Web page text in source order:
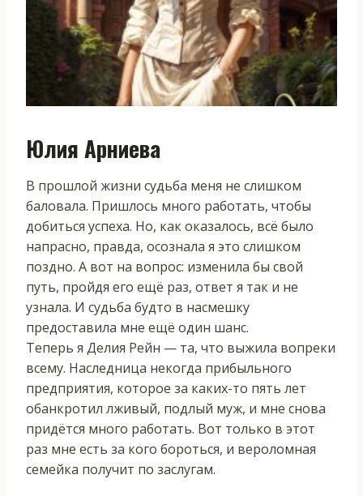
Юлия Арниева
В прошлой жизни судьба меня не слишком
баловала. Пришлось много работать, чтобы
добиться успеха. Но, как оказалось, всё было
напрасно, правда, осознала я это слишком
поздно. А вот на вопрос: изменила бы свой
путь, пройдя его ещё раз, ответ я так и не
узнала. И судьба будто в насмешку
предоставила мне ещё один шанс.
Теперь я Делия Рейн — та, что выжила вопреки
всему. Наследница некогда прибыльного
предприятия, которое за каких-то пять лет
обанкротил лживый, подлый муж, и мне снова
придётся много работать. Вот только в этот
раз мне есть за кого бороться, и вероломная
семейка получит по заслугам.